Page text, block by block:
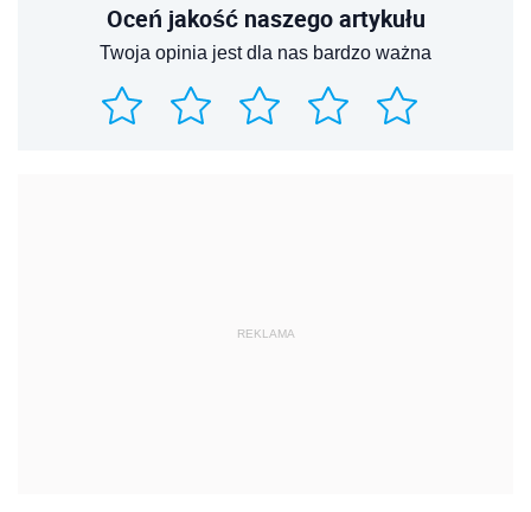
Oceń jakość naszego artykułu
Twoja opinia jest dla nas bardzo ważna
REKLAMA